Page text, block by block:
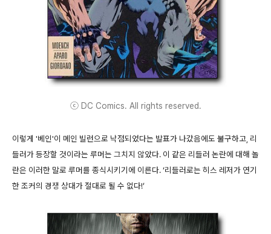
ⓒ DC Comics. All rights reserved.
이렇게 '베인'이 메인 빌런으로 낙점되었다는 발표가 나갔음에도 불구하고, 리
들러가 등장할 것이라는 루머는 그치지 않았다. 이 같은 리들러 논란에 대해 놀
란은 이러한 말로 루머를 종식시키기에 이른다. ‘리들러로는 히스 레저가 연기
한 조커의 경쟁 상대가 절대로 될 수 없다!’